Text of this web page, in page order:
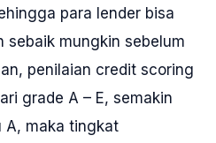
para lender bisa
sebaik mungkin sebelum
penilaian credit scoring
grade A – E, semakin
maka tingkat